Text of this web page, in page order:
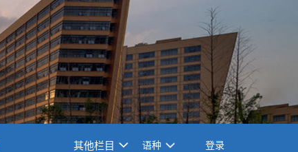
其他栏目 语种 登录